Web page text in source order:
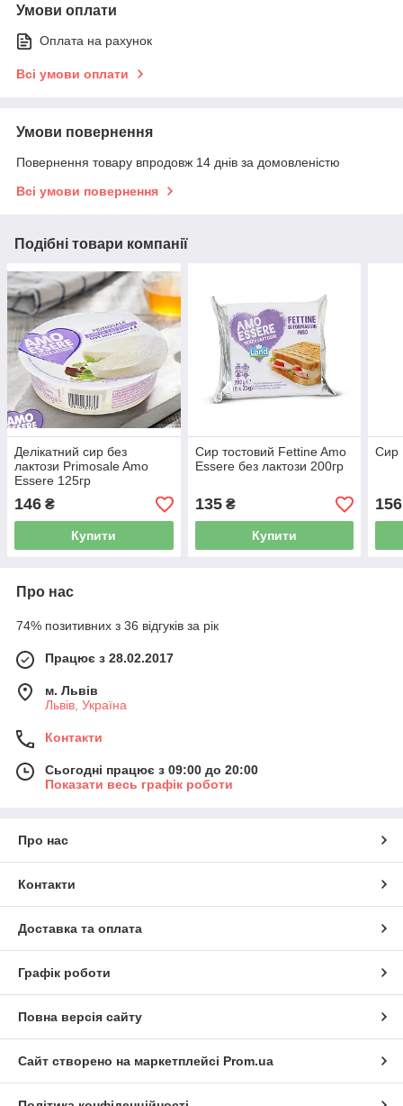
Умови оплати
Оплата на рахунок
Всі умови оплати
Умови повернення
Повернення товару впродовж 14 днів за домовленістю
Всі умови повернення
Подібні товари компанії
Делікатний сир без
лактози Primosale Amo
Essere 125гр
146 ₴
Купити
Сир тостовий Fettine Amo
Essere без лактози 200гр
135₴
Купити
Сир
156
Про нас
74% позитивних з 36 відгуків за рік
Працює з 28.02.2017
м. Львів
Львів, Україна
Контакти
Сьогодні працює з 09:00 до 20:00
Показати весь графік роботи
Про нас
Контакти
Доставка та оплата
Графік роботи
Повна версія сайту
Сайт створено на маркетплейсі Prom.ua